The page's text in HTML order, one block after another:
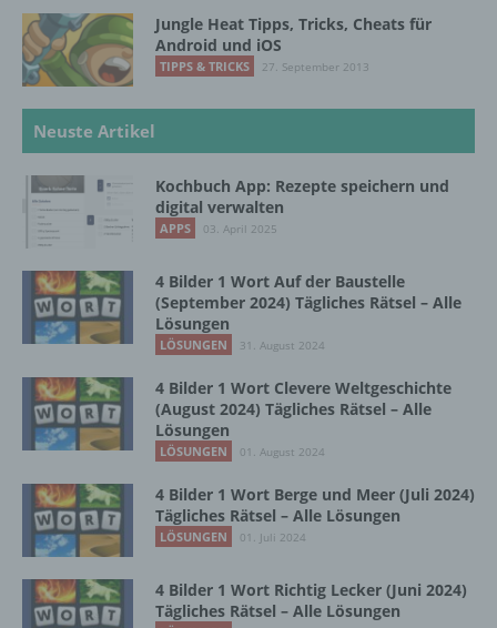
Jungle Heat Tipps, Tricks, Cheats für
Android und iOS
TIPPS & TRICKS 27. September 2013
Neuste Artikel
Kochbuch App: Rezepte speichern und
digital verwalten
APPS 03. April 2025
4 Bilder 1 Wort Auf der Baustelle
(September 2024) Tägliches Rätsel – Alle
Lösungen
LÖSUNGEN 31. August 2024
4 Bilder 1 Wort Clevere Weltgeschichte
(August 2024) Tägliches Rätsel – Alle
Lösungen
LÖSUNGEN 01. August 2024
4 Bilder 1 Wort Berge und Meer (Juli 2024)
Tägliches Rätsel – Alle Lösungen
LÖSUNGEN 01. Juli 2024
4 Bilder 1 Wort Richtig Lecker (Juni 2024)
Tägliches Rätsel – Alle Lösungen
bezüglich Arbeitsleistung, wirtschaftlicher
Lage, Gesundheit, persönlicher Vorlieben,
Interessen, Zuverlässigkeit, Verhalten,
Aufenthaltsort oder Ortswechsel dieser
vorherzusagen.
f) Pseudonymisierung
personenbezogener Daten in einer Weise,
auf welche die personenbezogenen Daten
ohne Hinzuziehung zusätzlicher
Informationen nicht mehr einer spezifischen
betroffenen Person zugeordnet werden
können, sofern diese zusätzlichen
Informationen gesondert aufbewahrt werden
und technischen und organisatorischen
Maßnahmen unterliegen, die gewährleisten,
einer identifizierten oder identifizierbaren
natürlichen Person zugewiesen werden.
g) Verantwortlicher oder für die Verarbeitung
Verantwortlicher